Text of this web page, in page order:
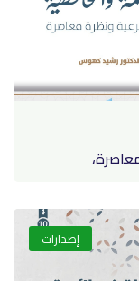
إصدارات